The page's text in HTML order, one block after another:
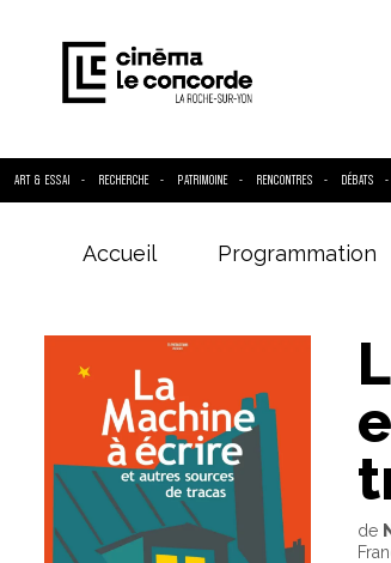
ART & ESSAI RECHERCHE PATRIMOINE RENCONTRES DÉBATS
Accueil Programmation
de